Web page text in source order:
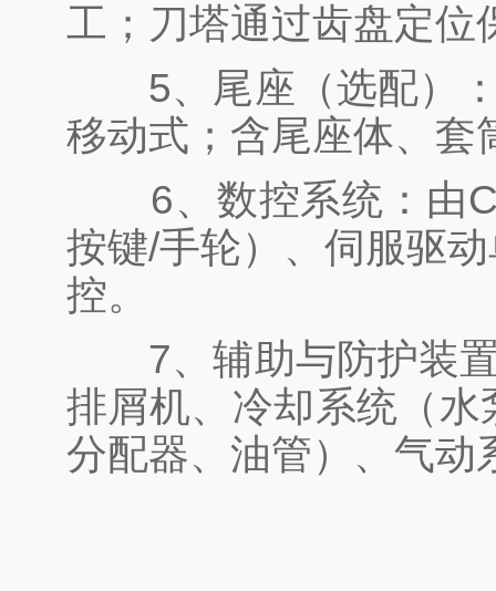
工；刀塔通过齿盘定位
5、尾座（选配）：
移动式；含尾座体、套
6、数控系统：由
按键/手轮）、伺服驱
控。
7、辅助与防护装置
排屑机、冷却系统（
分配器、油管）、气动